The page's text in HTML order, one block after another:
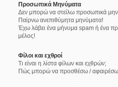
Προσωπικά Μηνύματα
Δεν μπορώ να στείλω προσωπικά
Παίρνω ανεπιθύμητα μηνύματα!
Έχω λάβει ένα μήνυμα spam ή ένα
μέλος!
Φίλοι και εχθροί
Τι είναι η λίστα φίλων και εχθρών;
Πώς μπορώ να προσθέσω / αφαιρέσω